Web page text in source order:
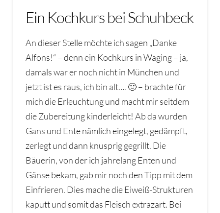
Ein Kochkurs bei Schuhbeck
An dieser Stelle möchte ich sagen „Danke
Alfons!“ – denn ein Kochkurs in Waging – ja,
damals war er noch nicht in München und
jetzt ist es raus, ich bin alt…. 🙂 – brachte für
mich die Erleuchtung und macht mir seitdem
die Zubereitung kinderleicht! Ab da wurden
Gans und Ente nämlich eingelegt, gedämpft,
zerlegt und dann knusprig gegrillt. Die
Bäuerin, von der ich jahrelang Enten und
Gänse bekam, gab mir noch den Tipp mit dem
Einfrieren. Dies mache die Eiweiß-Strukturen
kaputt und somit das Fleisch extrazart. Bei